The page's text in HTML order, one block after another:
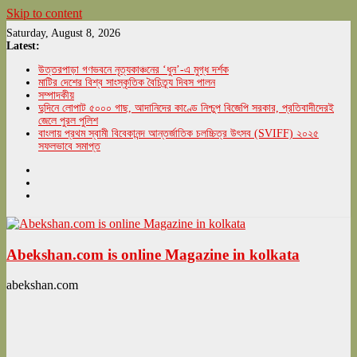
Skip to content
Saturday, August 8, 2026
Latest:
উত্তরপাড়া গণভবনে নৃত্যকাঞ্চনের ‘ধুন’-এ মুগ্ধ দর্শক
মাটির দেশের বিশ্ব সাংস্কৃতিক বৈচিত্র্য দিবস পালন
সম্পাদকীয়
দুদিনে লোপাট ৫০০০ গাছ, আদানিদের কাণ্ডে নিশ্চুপ বিজেপি সরকার, প্রতিবাদীদেরই
জেলে পুরল পুলিশ
বাংলায় প্রথম স্বামী বিবেকানন্দ আন্তর্জাতিক চলচ্চিত্র উৎসব (SVIFF) ২০২৫
সফলভাবে সমাপ্ত
Abekshan.com is online Magazine in kolkata
abekshan.com